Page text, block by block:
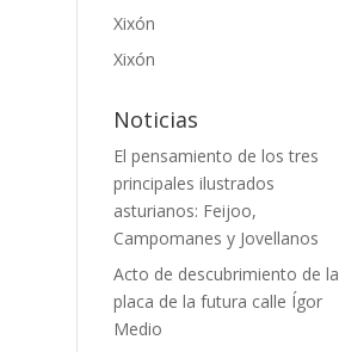
Xixón
Xixón
Noticias
El pensamiento de los tres
principales ilustrados
asturianos: Feijoo,
Campomanes y Jovellanos
Acto de descubrimiento de la
placa de la futura calle Ígor
Medio